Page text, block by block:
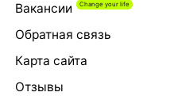
Вакансии
Обратная связь
Карта сайта
Отзывы